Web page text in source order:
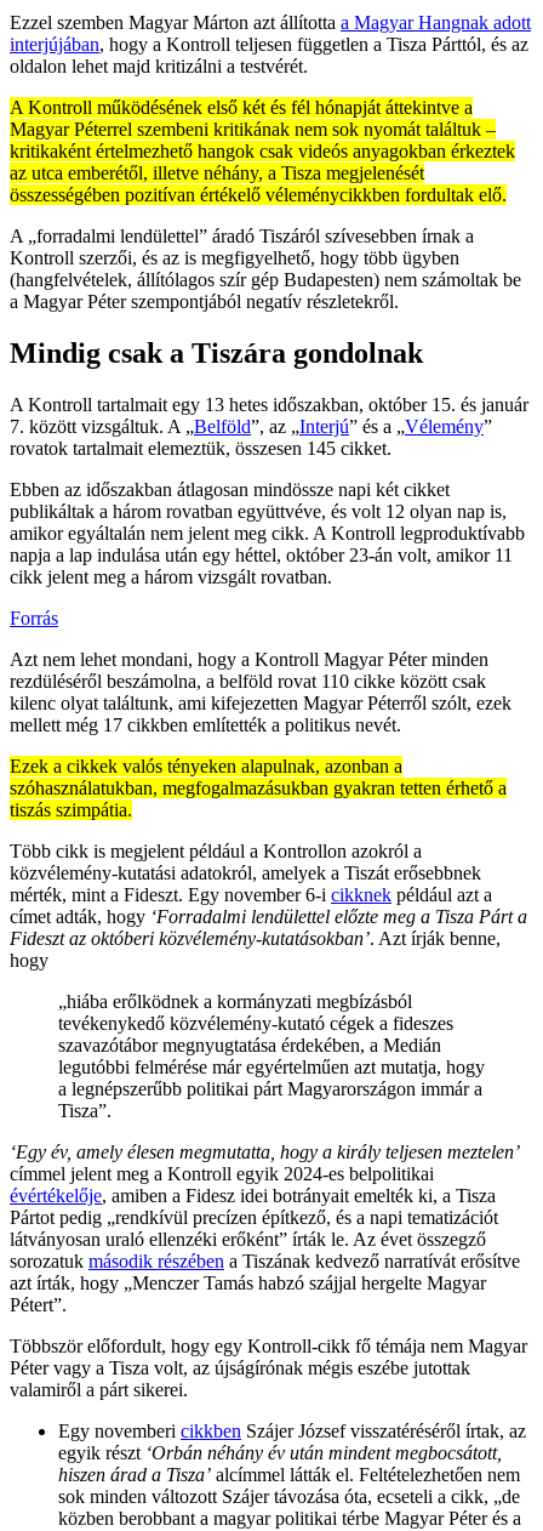
Ezzel szemben Magyar Márton azt állította a Magyar Hangnak adott
interjújában, hogy a Kontroll teljesen független a Tisza Párttól, és az
oldalon lehet majd kritizálni a testvérét.
A Kontroll működésének első két és fél hónapját áttekintve a
Magyar Péterrel szembeni kritikának nem sok nyomát találtuk –
kritikaként értelmezhető hangok csak videós anyagokban érkeztek
az utca emberétől, illetve néhány, a Tisza megjelenését
összességében pozitívan értékelő véleménycikkben fordultak elő.
A „forradalmi lendülettel” áradó Tiszáról szívesebben írnak a
Kontroll szerzői, és az is megfigyelhető, hogy több ügyben
(hangfelvételek, állítólagos szír gép Budapesten) nem számoltak be
a Magyar Péter szempontjából negatív részletekről.
Mindig csak a Tiszára gondolnak
A Kontroll tartalmait egy 13 hetes időszakban, október 15. és január
7. között vizsgáltuk. A „Belföld”, az „Interjú” és a „Vélemény”
rovatok tartalmait elemeztük, összesen 145 cikket.
Ebben az időszakban átlagosan mindössze napi két cikket
publikáltak a három rovatban együttvéve, és volt 12 olyan nap is,
amikor egyáltalán nem jelent meg cikk. A Kontroll legproduktívabb
napja a lap indulása után egy héttel, október 23-án volt, amikor 11
cikk jelent meg a három vizsgált rovatban.
Forrás
Azt nem lehet mondani, hogy a Kontroll Magyar Péter minden
rezdüléséről beszámolna, a belföld rovat 110 cikke között csak
kilenc olyat találtunk, ami kifejezetten Magyar Péterről szólt, ezek
mellett még 17 cikkben említették a politikus nevét.
Ezek a cikkek valós tényeken alapulnak, azonban a
szóhasználatukban, megfogalmazásukban gyakran tetten érhető a
tiszás szimpátia.
Több cikk is megjelent például a Kontrollon azokról a
közvélemény-kutatási adatokról, amelyek a Tiszát erősebbnek
mérték, mint a Fideszt. Egy november 6-i cikknek például azt a
címet adták, hogy ‘Forradalmi lendülettel előzte meg a Tisza Párt a
Fideszt az októberi közvélemény-kutatásokban’. Azt írják benne,
hogy
„hiába erőlködnek a kormányzati megbízásból
tevékenykedő közvélemény-kutató cégek a fideszes
szavazótábor megnyugtatása érdekében, a Medián
legutóbbi felmérése már egyértelműen azt mutatja, hogy
a legnépszerűbb politikai párt Magyarországon immár a
Tisza”.
‘Egy év, amely élesen megmutatta, hogy a király teljesen meztelen’
címmel jelent meg a Kontroll egyik 2024-es belpolitikai
évértékelője, amiben a Fidesz idei botrányait emelték ki, a Tisza
Pártot pedig „rendkívül precízen építkező, és a napi tematizációt
látványosan uraló ellenzéki erőként” írták le. Az évet összegző
sorozatuk második részében a Tiszának kedvező narratívát erősítve
azt írták, hogy „Menczer Tamás habzó szájjal hergelte Magyar
Pétert”.
Többször előfordult, hogy egy Kontroll-cikk fő témája nem Magyar
Péter vagy a Tisza volt, az újságírónak mégis eszébe jutottak
valamiről a párt sikerei.
Egy novemberi cikkben Szájer József visszatéréséről írtak, az
egyik részt ‘Orbán néhány év után mindent megbocsátott,
hiszen árad a Tisza’ alcímmel látták el. Feltételezhetően nem
sok minden változott Szájer távozása óta, ecseteli a cikk, „de
közben berobbant a magyar politikai térbe Magyar Péter és a